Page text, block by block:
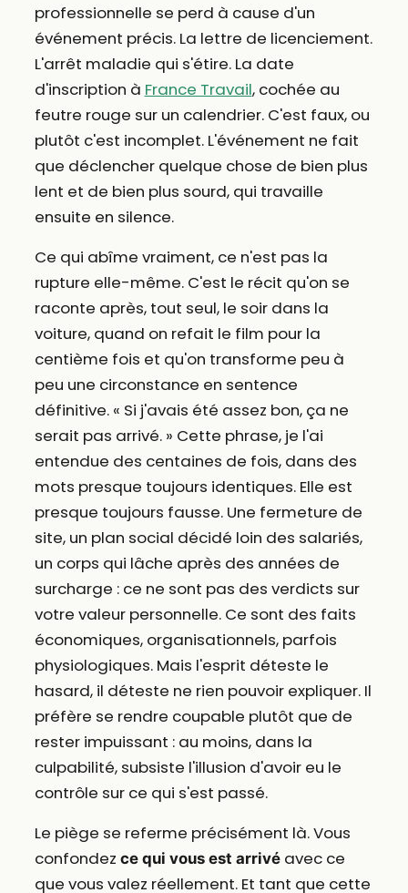
professionnelle se perd à cause d'un
événement précis. La lettre de licenciement.
L'arrêt maladie qui s'étire. La date
d'inscription à France Travail, cochée au
feutre rouge sur un calendrier. C'est faux, ou
plutôt c'est incomplet. L'événement ne fait
que déclencher quelque chose de bien plus
lent et de bien plus sourd, qui travaille
ensuite en silence.
Ce qui abîme vraiment, ce n'est pas la
rupture elle-même. C'est le récit qu'on se
raconte après, tout seul, le soir dans la
voiture, quand on refait le film pour la
centième fois et qu'on transforme peu à
peu une circonstance en sentence
définitive. « Si j'avais été assez bon, ça ne
serait pas arrivé. » Cette phrase, je l'ai
entendue des centaines de fois, dans des
mots presque toujours identiques. Elle est
presque toujours fausse. Une fermeture de
site, un plan social décidé loin des salariés,
un corps qui lâche après des années de
surcharge : ce ne sont pas des verdicts sur
votre valeur personnelle. Ce sont des faits
économiques, organisationnels, parfois
physiologiques. Mais l'esprit déteste le
hasard, il déteste ne rien pouvoir expliquer. Il
préfère se rendre coupable plutôt que de
rester impuissant : au moins, dans la
culpabilité, subsiste l'illusion d'avoir eu le
contrôle sur ce qui s'est passé.
Le piège se referme précisément là. Vous
confondez ce qui vous est arrivéavec ce
que vous valez réellement. Et tant que cette